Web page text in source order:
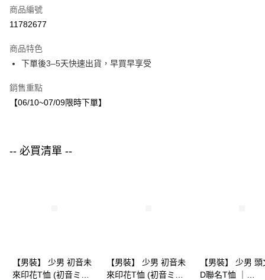
LINE Pay
街口支付
悠遊付
每筆NT$80，滿NT$1,500(含以上)免運費
商品編號
11782677
商品特色
下單後3–5天快速出貨，早買早享受
銷售重點
【06/10~07/09限時下單】
-- 必買清單 --
【男裝】 少男 初音未
來印花T恤 (初音ミク)
【男裝】 少男 初音未
來印花T恤 (初音ミク)
【男裝】 少男
D聯名T恤 ｜